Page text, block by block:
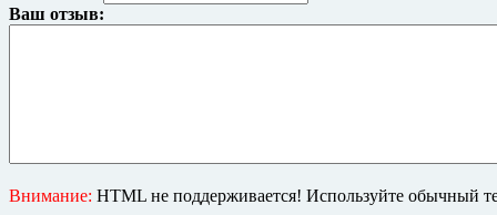
Ваш отзыв:
Внимание: HTML не поддерживается! Используйте обычный